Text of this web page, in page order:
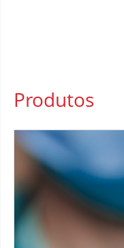
Produtos